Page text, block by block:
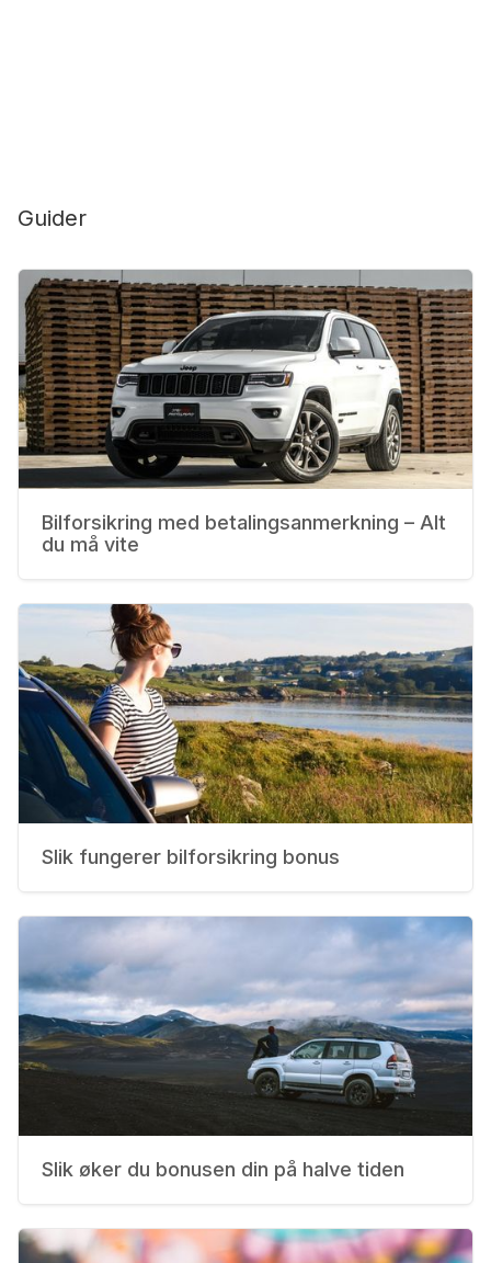
Guider
Bilforsikring med betalingsanmerkning – Alt
du må vite
Slik fungerer bilforsikring bonus
Slik øker du bonusen din på halve tiden